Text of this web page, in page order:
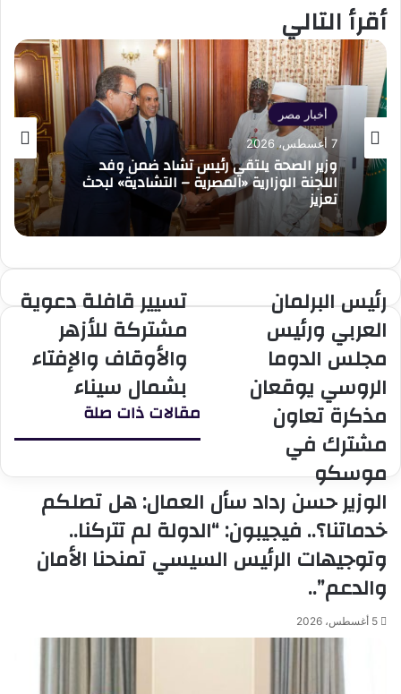
أقرأ التالي
أخبار مصر
7 أغسطس، 2026
وزير الصحة يلتقي رئيس تشاد ضمن وفد
اللجنة الوزارية «المصرية – التشادية» لبحث
تعزيز
رئيس
البرلمان
العربي
ورئيس
مجلس
الدوما
الروسي
يوقعان
مذكرة
مشترك
في
موسكو
رئيس البرلمان
العربي ورئيس
مجلس الدوما
الروسي يوقعان
مذكرة تعاون
مشترك في
موسكو
تسيير
دعوية
مشتركة
للأزهر
والأوقاف
والإفتاء
تسيير قافلة دعوية
مشتركة للأزهر
والأوقاف والإفتاء
بشمال سيناء
مقالات ذات صلة
الوزير حسن رداد سأل العمال: هل تصلكم
خدماتنا؟.. فيجيبون: “الدولة لم تتركنا..
وتوجيهات الرئيس السيسي تمنحنا الأمان
والدعم”..
5 أغسطس، 2026